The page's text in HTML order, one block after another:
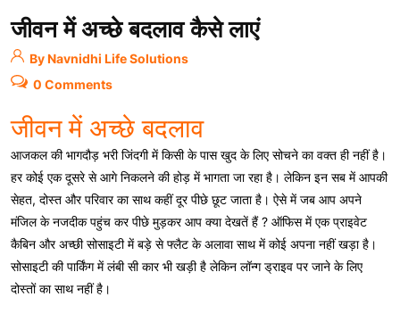
जीवन में अच्छे बदलाव कैसे लाएं
By Navnidhi Life Solutions
0 Comments
जीवन में अच्छे बदलाव
आजकल की भागदौड़ भरी जिंदगी में किसी के पास खुद के लिए सोचने का वक्त ही नहीं है।
हर कोई एक दूसरे से आगे निकलने की होड़ में भागता जा रहा है। लेकिन इन सब में आपकी
सेहत, दोस्त और परिवार का साथ कहीं दूर पीछे छूट जाता है। ऐसे में जब आप अपने
मंजिल के नजदीक पहुंच कर पीछे मुड़कर आप क्या देखतें हैं ? ऑफिस में एक प्राइवेट
कैबिन और अच्छी सोसाइटी में बड़े से फ्लैट के अलावा साथ में कोई अपना नहीं खड़ा है।
सोसाइटी की पार्किंग में लंबी सी कार भी खड़ी है लेकिन लॉन्ग ड्राइव पर जाने के लिए
दोस्तों का साथ नहीं है।